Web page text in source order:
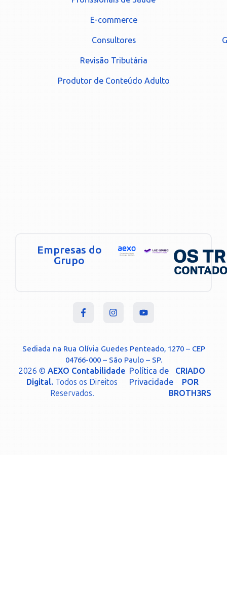
E-commerce
Consultores
Revisão Tributária
Produtor de Conteúdo Adulto
Empresas do
Grupo
Sediada na Rua Olívia Guedes Penteado, 1270 – CEP
04766-000 – São Paulo – SP.
2026 ©AEXO Contabilidade
Digital. Todos os Direitos
Reservados.
Política de
Privacidade
CRIADO
POR
BROTH3RS